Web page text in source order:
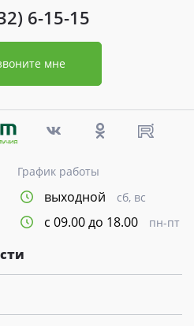
6-15-15
мне
График работы
выходной сб, вс
с 09.00 до 18.00 пн-пт